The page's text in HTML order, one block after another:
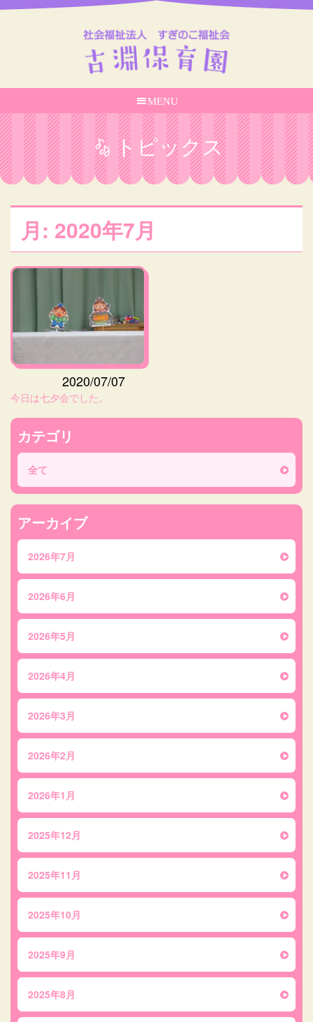
MENU
トピックス
月: 2020年7月
2020/07/07
今日は七夕会でした。
カテゴリ
全て
アーカイブ
2026年7月
2026年6月
2026年5月
2026年4月
2026年3月
2026年2月
2026年1月
2025年12月
2025年11月
2025年10月
2025年9月
2025年8月